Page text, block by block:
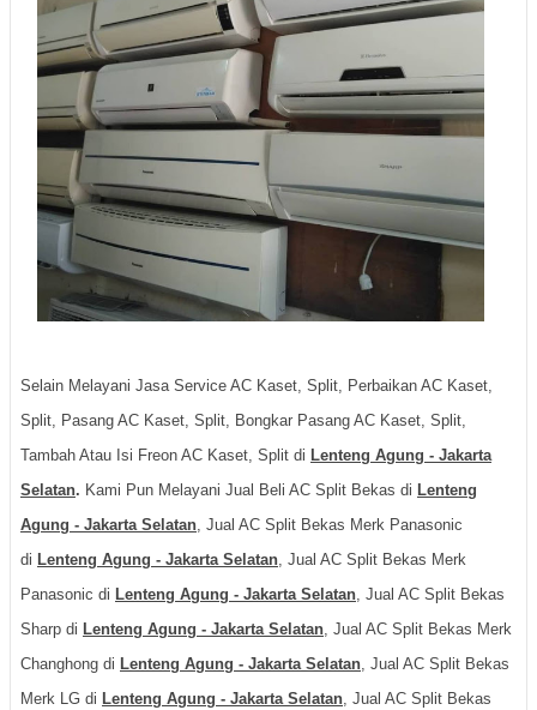
Selain Melayani Jasa Service AC Kaset, Split, Perbaikan AC Kaset,
Split, Pasang AC Kaset, Split, Bongkar Pasang AC Kaset, Split,
Tambah Atau Isi Freon AC Kaset, Split di Lenteng Agung - Jakarta
Selatan. Kami Pun Melayani Jual Beli AC Split Bekas di Lenteng
Agung - Jakarta Selatan, Jual AC Split Bekas Merk Panasonic
di Lenteng Agung - Jakarta Selatan, Jual AC Split Bekas Merk
Panasonic di Lenteng Agung - Jakarta Selatan, Jual AC Split Bekas
Sharp di Lenteng Agung - Jakarta Selatan, Jual AC Split Bekas Merk
Changhong di Lenteng Agung - Jakarta Selatan, Jual AC Split Bekas
Merk LG di Lenteng Agung - Jakarta Selatan, Jual AC Split Bekas